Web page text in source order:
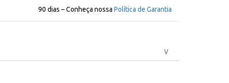
90 dias – Conheça nossa Política de Garantia